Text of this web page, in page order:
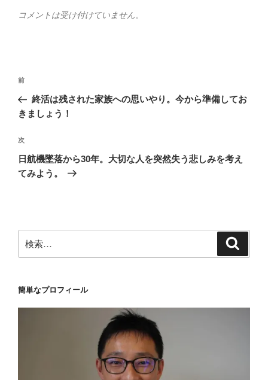
コメントは受け付けていません。
投
ナ
ゲ
ー
シ
前
の
投
前
終活は残された家族への思いやり。今から準備してお
きましょう！
次
の
投
次
日航機墜落から30年。大切な人を突然失う悲しみを考え
てみよう。
索:
簡単なプロフィール